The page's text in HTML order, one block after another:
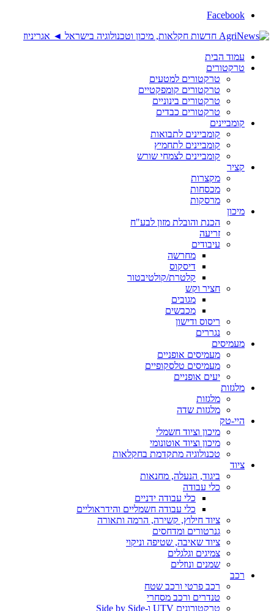
Facebook
עמוד הבית
טרקטורים
טרקטורים למטעים
טרקטורים קומפקטיים
טרקטורים בינוניים
טרקטורים כבדים
קומביינים
קומביינים לתבואות
קומביינים לתחמיץ
קומביינים לצמחי שורש
קציר
מקצרות
מכסחות
מרסקות
מיכון
הכנת והובלת מזון לבע"ח
זריעה
עיבודים
מחרשה
דיסקוס
קלטרת/קולטיבטור
חציר וקש
מגובים
מכבשים
ריסוס ודישון
נגררים
מעמיסים
מעמיסים אופניים
מעמיסים טלסקופיים
יעים אופניים
מלגזות
מלגזות
מלגזות שדה
היי-טק
מיכון וציוד חשמלי
מיכון וציוד אוטונומי
טכנולוגיה מתקדמת בחקלאות
ציוד
ביגוד, הנעלה, מחנאות
כלי עבודה
כלי עבודה ידניים
כלי עבודה חשמליים והידראוליים
ציוד חילוץ, קשירה, הרמה ותאורה
גנרטורים ומדחסים
ציוד שאיבה, שטיפה וניקוי
צמיגים וגלגלים
שמנים ונוזלים
רכב
רכב פרטי ורכב שטח
טנדרים ורכב מסחרי
טרקטורונים UTV ו-Side by Side